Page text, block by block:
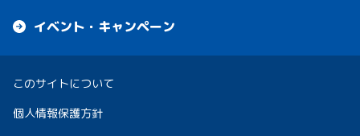
イベント・キャンペーン
このサイトについて
個人情報保護方針